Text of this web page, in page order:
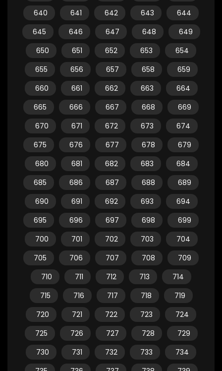
640
641 642 643
644
645
646 647 648
649
650
651 652 653
654
655
656 657 658
659
660
661 662 663
664
665
666 667 668
669
670
671 672 673
674
675
676 677 678
679
680
681 682 683
684
685
686 687 688
689
690
691 692 693
694
695
696 697 698
699
700
701 702 703
704
705
706 707 708
709
710
711 712 713
714
715
716 717 718
719
720
721 722 723
724
725
726 727 728
729
730
731 732 733
734